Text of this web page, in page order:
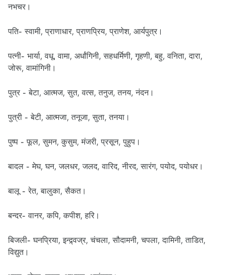
नभचर।
पति- स्वामी, प्राणाधार, प्राणप्रिय, प्राणेश, आर्यपुत्र।
पत्नी- भार्या, वधू, वामा, अर्धांगिनी, सहधर्मिणी, गृहणी, बहु, वनिता, दारा,
जोरू, वामांगिनी।
पुत्र - बेटा, आत्मज, सुत, वत्स, तनुज, तनय, नंदन।
पुत्री - बेटी, आत्मजा, तनूजा, सुता, तनया।
पुष्प - फूल, सुमन, कुसुम, मंजरी, प्रसून, पुहुप।
बादल - मेघ, घन, जलधर, जलद, वारिद, नीरद, सारंग, पयोद, पयोधर।
बालू - रेत, बालुका, सैकत।
बन्दर- वानर, कपि, कपीश, हरि।
बिजली- घनप्रिया, इन्द्र्वज्र, चंचला, सौदामनी, चपला, दामिनी, ताडित,
विद्युत।